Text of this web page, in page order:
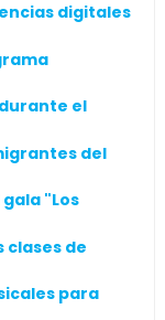
digitales
el
del
"Los
clases de
para